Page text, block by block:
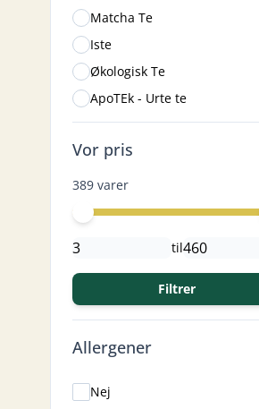
Matcha Te
Iste
Økologisk Te
ApoTEk - Urte te
Vor pris
389 varer
Minimal price
Maximum price
til
Filtrer
Allergener
Nej